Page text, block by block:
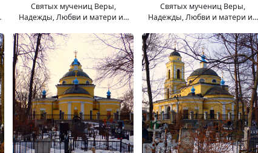
Святых мучениц Веры,
Надежды, Любви и матери их
Святых мучениц Веры,
Надежды, Любви и матери их